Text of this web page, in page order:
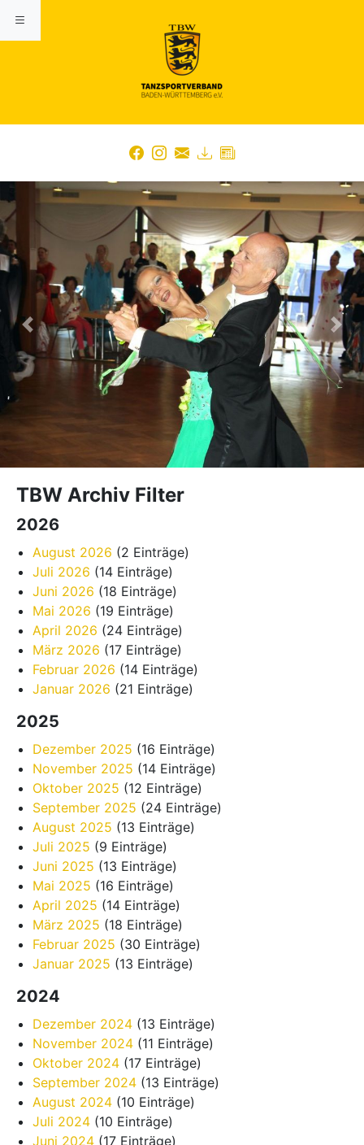
Previous Next
TBW Archiv Filter
2026
August 2026 (2 Einträge)
Juli 2026 (14 Einträge)
Juni 2026 (18 Einträge)
Mai 2026 (19 Einträge)
April 2026 (24 Einträge)
März 2026 (17 Einträge)
Februar 2026 (14 Einträge)
Januar 2026 (21 Einträge)
2025
Dezember 2025 (16 Einträge)
November 2025 (14 Einträge)
Oktober 2025 (12 Einträge)
September 2025 (24 Einträge)
August 2025 (13 Einträge)
Juli 2025 (9 Einträge)
Juni 2025 (13 Einträge)
Mai 2025 (16 Einträge)
April 2025 (14 Einträge)
März 2025 (18 Einträge)
Februar 2025 (30 Einträge)
Januar 2025 (13 Einträge)
2024
Dezember 2024 (13 Einträge)
November 2024 (11 Einträge)
Oktober 2024 (17 Einträge)
September 2024 (13 Einträge)
August 2024 (10 Einträge)
Juli 2024 (10 Einträge)
Juni 2024 (17 Einträge)